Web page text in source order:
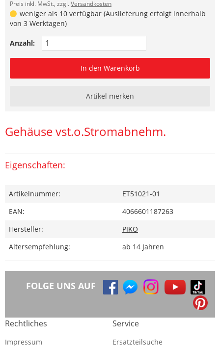
Preis inkl. MwSt., zzgl.Versandkosten
weniger als 10 verfügbar (Auslieferung erfolgt innerhalb
von 3 Werktagen)
Anzahl:
In den Warenkorb
Artikel merken
Gehäuse vst.o.Stromabnehm.
Eigenschaften:
Artikelnummer:
ET51021-01
EAN:
4066601187263
Hersteller:
PIKO
Altersempfehlung:
ab 14 Jahren
FOLGE UNS AUF
Rechtliches
Impressum
Service
Ersatzteilsuche